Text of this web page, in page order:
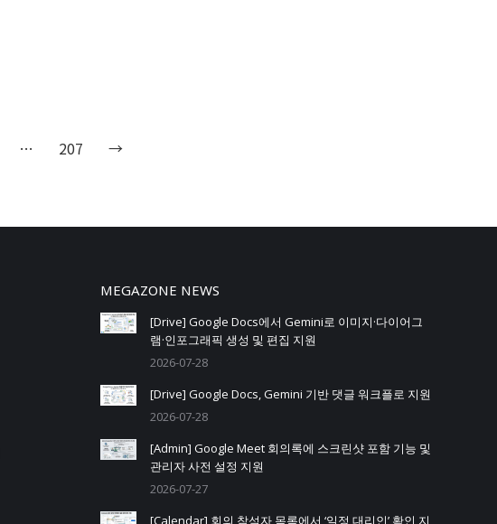
… 207 →
MEGAZONE NEWS
[Drive] Google Docs에서 Gemini로 이미지·다이어그
램·인포그래픽 생성 및 편집 지원
2026-07-28
[Drive] Google Docs, Gemini 기반 댓글 워크플로 지원
2026-07-28
[Admin] Google Meet 회의록에 스크린샷 포함 기능 및
관리자 사전 설정 지원
2026-07-27
[Calendar] 회의 참석자 목록에서 ‘일정 대리인’ 확인 지